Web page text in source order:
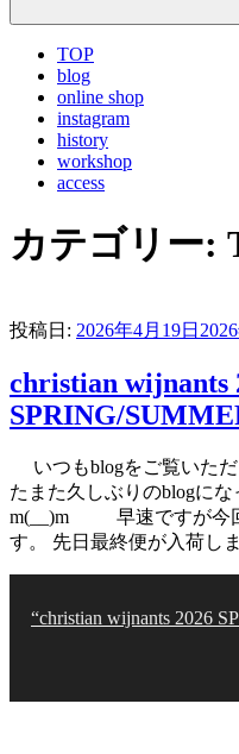
TOP
blog
online shop
instagram
history
workshop
access
カテゴリー:
投稿日: 2026年4月19日
christian wijnants
SPRING/
いつもblogをご覧いただ
たまた久しぶりのblogに
m(__)m 早速ですが今回
す。 先日最終便が入荷し
“christian wijnants 2026